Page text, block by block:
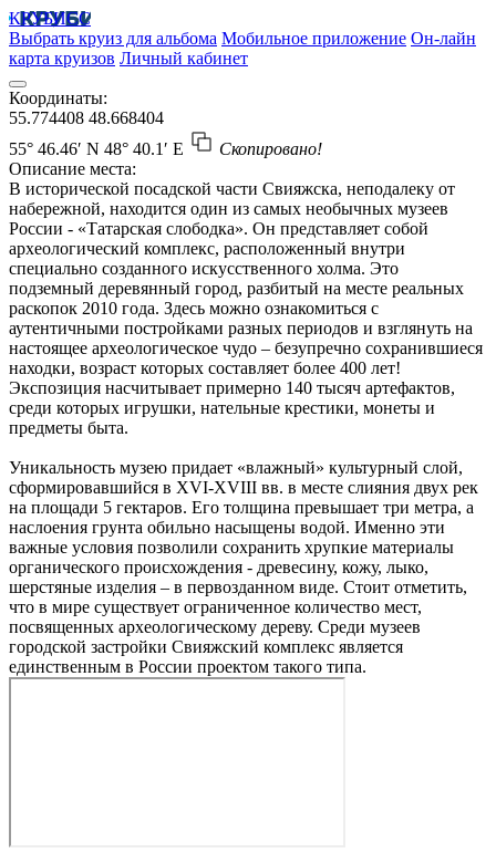
КРУБИСС
Выбрать круиз для альбома Мобильное приложение Он-лайн
карта круизов Личный кабинет
Координаты:
55.774408 48.668404
55° 46.46′ N 48° 40.1′ E
Скопировано!
Описание места:
В исторической посадской части Свияжска, неподалеку от
набережной, находится один из самых необычных музеев
России - «Татарская слободка». Он представляет собой
археологический комплекс, расположенный внутри
специально созданного искусственного холма. Это
подземный деревянный город, разбитый на месте реальных
раскопок 2010 года. Здесь можно ознакомиться с
аутентичными постройками разных периодов и взглянуть на
настоящее археологическое чудо – безупречно сохранившиеся
находки, возраст которых составляет более 400 лет!
Экспозиция насчитывает примерно 140 тысяч артефактов,
среди которых игрушки, нательные крестики, монеты и
предметы быта.
Уникальность музею придает «влажный» культурный слой,
сформировавшийся в XVI-XVIII вв. в месте слияния двух рек
на площади 5 гектаров. Его толщина превышает три метра, а
наслоения грунта обильно насыщены водой. Именно эти
важные условия позволили сохранить хрупкие материалы
органического происхождения - древесину, кожу, лыко,
шерстяные изделия – в первозданном виде. Стоит отметить,
что в мире существует ограниченное количество мест,
посвященных археологическому дереву. Среди музеев
городской застройки Свияжский комплекс является
единственным в России проектом такого типа.